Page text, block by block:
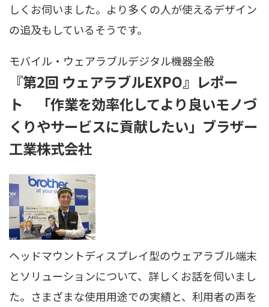
しくお伺いました。より多くの人が使えるデザイン
の追及もしているそうです。
モバイル・ウェアラブルデジタル機器全般
『第2回 ウェアラブルEXPO』レポー
ト 「作業を効率化してより良いモノづ
くりやサービスに貢献したい」ブラザー
工業株式会社
ヘッドマウントディスプレイ型のウェアラブル端末
とソリューションについて、詳しくお話を伺いまし
た。さまざまな使用用途での実績と、利用者の声を